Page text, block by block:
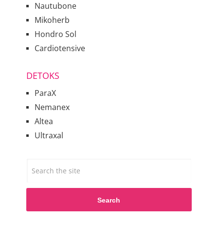
Nautubone
Mikoherb
Hondro Sol
Cardiotensive
DETOKS
ParaX
Nemanex
Altea
Ultraxal
Search